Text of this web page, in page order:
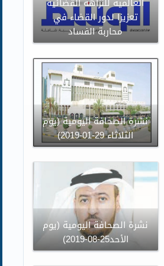
تعزيزا لدور القضاء في
محاربة الفساد
نشرة الصحافة اليومية (يوم
الثلاثاء 29-01-2019)
نشرة الصحافة اليومية (يوم
الأحد25-08-2019)